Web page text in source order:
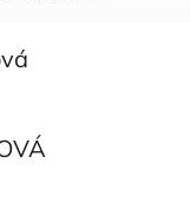
je 5 z 5 hvězdiček.
je 5 z 5 hvězdiček.